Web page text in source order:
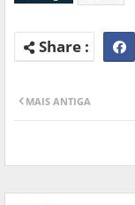
MAIS ANTIGA